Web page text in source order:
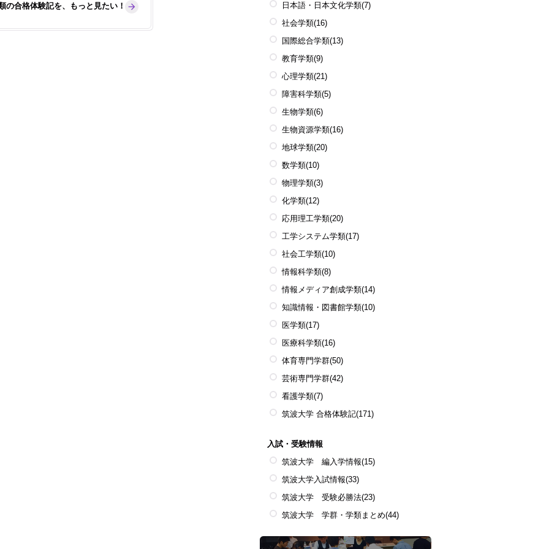
の合格体験記を、もっと見たい！
日本語・日本文化学類(7)
社会学類(16)
国際総合学類(13)
教育学類(9)
心理学類(21)
障害科学類(5)
生物学類(6)
生物資源学類(16)
地球学類(20)
数学類(10)
物理学類(3)
化学類(12)
応用理工学類(20)
工学システム学類(17)
社会工学類(10)
情報科学類(8)
情報メディア創成学類(14)
知識情報・図書館学類(10)
医学類(17)
医療科学類(16)
体育専門学群(50)
芸術専門学群(42)
看護学類(7)
筑波大学 合格体験記(171)
入試・受験情報
筑波大学 編入学情報(15)
筑波大学入試情報(33)
筑波大学 受験必勝法(23)
筑波大学 学群・学類まとめ(44)